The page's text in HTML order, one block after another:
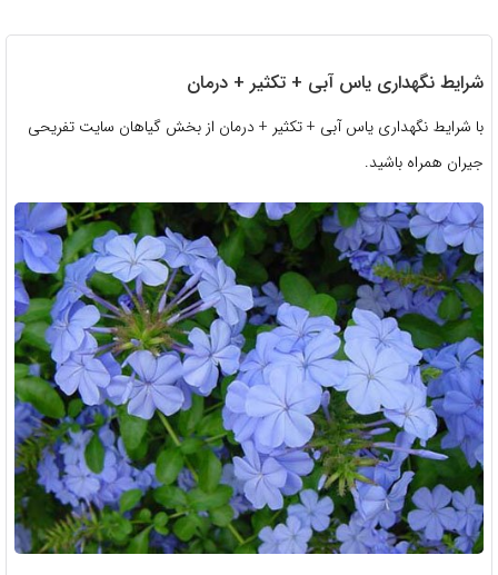
شرایط نگهداری یاس آبی + تکثیر + درمان
با شرایط نگهداری یاس آبی + تکثیر + درمان از بخش گیاهان سایت تفریحی
جیران همراه باشید.